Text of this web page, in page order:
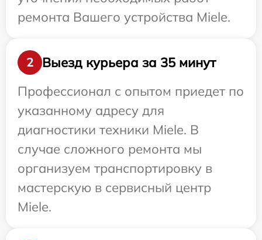
ремонта Вашего устройства Miele.
2
Выезд курьера за 35 минут
Профессионал с опытом приедет по
указанному адресу для
диагностики техники Miele. В
случае сложного ремонта мы
организуем транспортировку в
мастерскую в сервисный центр
Miele.